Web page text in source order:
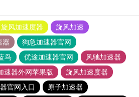
旋风加速度器
旋风加速
器
狗急加速器官网
鸟 优途加速器官网
风驰加速器
速器外网苹果版
旋风加速度器
官网入口 原子加速器